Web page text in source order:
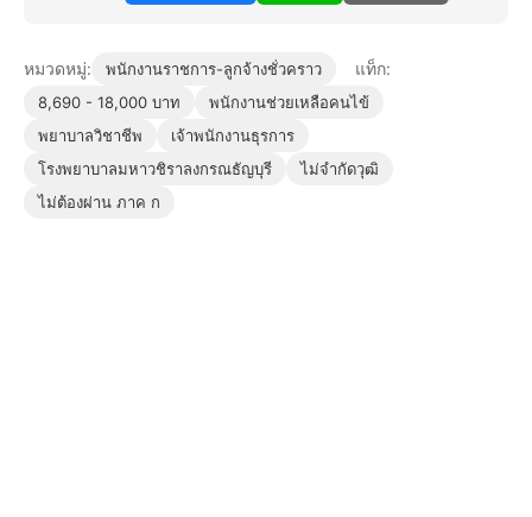
หมวดหมู่: พนักงานราชการ-ลูกจ้างชั่วคราว แท็ก:
8,690 - 18,000 บาท
พนักงานช่วยเหลือคนไข้
พยาบาลวิชาชีพ
เจ้าพนักงานธุรการ
โรงพยาบาลมหาวชิราลงกรณธัญบุรี
ไม่จำกัดวุฒิ
ไม่ต้องผ่าน ภาค ก